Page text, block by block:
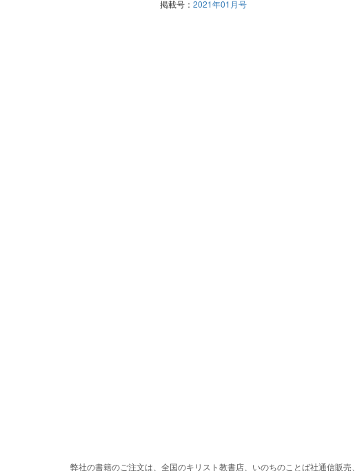
掲載号： 2021年01月号
弊社の書籍のご注文は、全国のキリスト教書店、いのちのことば社通信販売、